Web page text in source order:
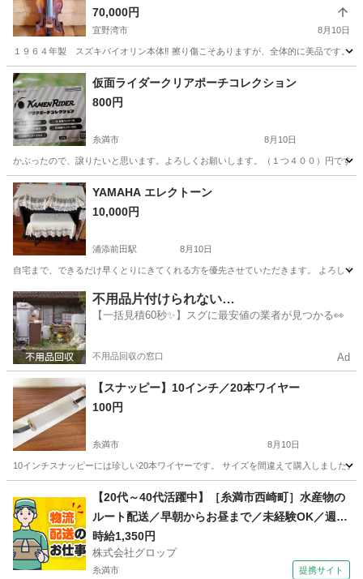
70,000円
宜野湾市 8月10日
１９６４年製 スズキバイオリン本体‼️ 擦り傷こそありますが、全体的に美品です。
沖縄 宜野湾市 弦楽器、ギター
仮面ライダークリアポーチコレクション
800円
糸満市 8月10日
かぶったので、譲りたいと思います。よろしくお願いします。（１つ４００）円です。
沖縄 糸満市
YAMAHA エレクトーン
10,000円
浦添前田駅 8月10日
自宅まで、できるだけ早くとりにきてくれる方を優先させていただきます。 よろしく
沖縄 中頭郡 浦添前田駅 鍵盤楽器、ピアノ
不用品片付けられない…
【一括見積60秒✨】スグに最安値の業者が見つかる👀
不用品回収の窓口 Ad
【スナッピー】10インチ／20本ワイヤー
100円
糸満市 8月10日
10インチスナッピーには珍しい20本ワイヤーです。 サイズを間違えて購入しました
打楽器、ドラム 10インチ
【20代～40代活躍中】［糸満市西崎町］水産物の
ルート配送／早朝からお昼まで／未経験OK／週休
2日／時給1,350円＋ガソリン代／正社員登用前提
時給1,350円
株式会社グロップ
糸満市 提携サイト